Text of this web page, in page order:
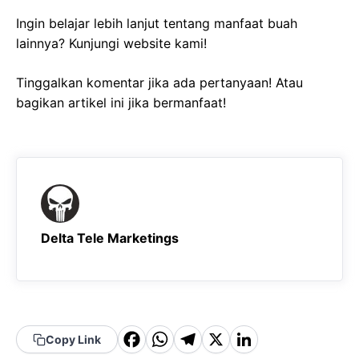
Ingin belajar lebih lanjut tentang manfaat buah
lainnya? Kunjungi website kami!
Tinggalkan komentar jika ada pertanyaan! Atau
bagikan artikel ini jika bermanfaat!
Delta Tele Marketings
Copy Link
F WT X Li